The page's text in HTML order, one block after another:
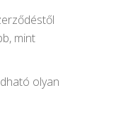
mint
olyan